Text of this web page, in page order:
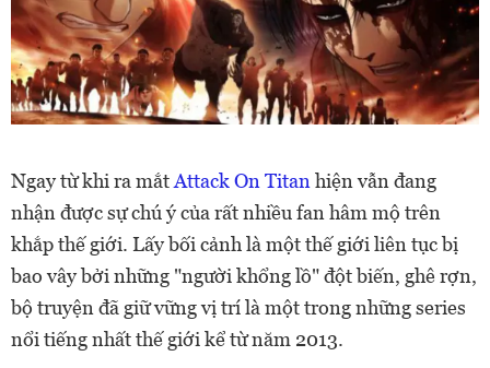
Ngay từ khi ra mắtAttack On Titanhiện vẫn đang
nhận được sự chú ý của rất nhiều fan hâm mộ trên
khắp thế giới. Lấy bối cảnh là một thế giới liên tục bị
bao vây bởi những "người khổng lồ" đột biến, ghê rợn,
bộ truyện đã giữ vững vị trí là một trong những series
nổi tiếng nhất thế giới kể từ năm 2013.